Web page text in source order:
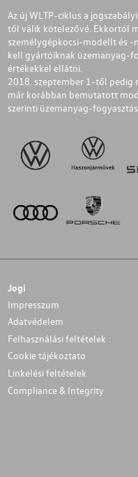
Az új WLTP-ciklus a
től válik kötelezővé. Ekkortól
személygépkocsi-modellt és -
kell gyártóiknak üzemanyag-
értékekkel ellátni.
2018. szeptember 1-től pedig
már korábban bemutatott
szerinti üzemanyag-
Jogi
Impresszum
Adatvédelem
Felhasználási feltételek
Cookie tájékoztato
Linkelési feltételek
Compliance & Integrity